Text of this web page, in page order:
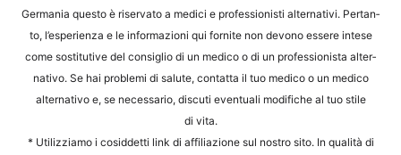
Ger­ma­nia ques­to è riser­va­to a medi­ci e pro­fes­sio­nis­ti alter­na­ti­vi. Per­tan­
to, l’e­s­pe­ri­en­za e le infor­ma­zio­ni qui for­ni­te non devo­no esse­re inte­se
come sosti­tu­ti­ve del con­siglio di un med­ico o di un pro­fes­sio­nis­ta alter­
na­tivo. Se hai pro­ble­mi di salu­te, contat­ta il tuo med­ico o un med­ico
alter­na­tivo e, se neces­sa­rio, dis­cu­ti even­tua­li modi­fi­che al tuo sti­le
di vita.
* Uti­liz­zia­mo i cosid­det­ti link di affi­lia­zio­ne sul nos­tro sito. In qua­li­tà di